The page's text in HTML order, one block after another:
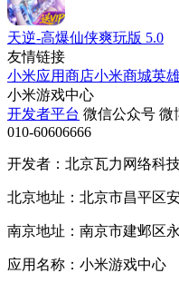
天逆-高爆仙侠爽玩版 5.0
友情链接
小米应用商店小米商城英
小米游戏中心
开发者平台 微信公众号 微
010-60606666
开发者：北京瓦力网络科
北京地址：北京市昌平区
南京地址：南京市建邺区
应用名称：小米游戏中心